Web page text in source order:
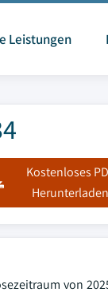
Leistungen
Kostenloses
Herunterladen
von